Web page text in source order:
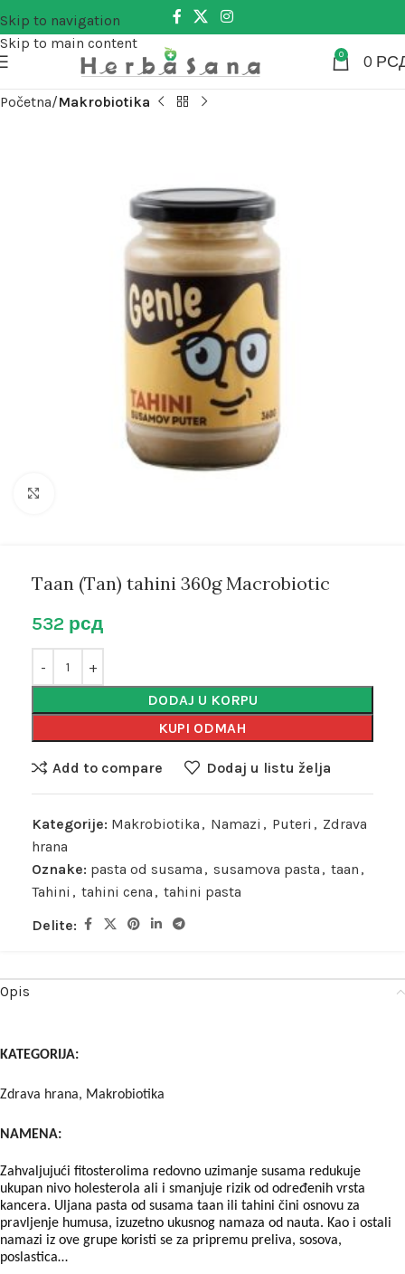
Skip to navigation
Skip to main content
0 0
Početna Makrobiotika
Taan (Tan) tahini 360g Macrobiotic
532 рсд
DODAJ U KORPU
KUPI ODMAH
Add to compare Dodaj u listu želja
Kategorije: Makrobiotika , Namazi , Puteri , Zdrava
hrana
Oznake: pasta od susama , susamova pasta , taan ,
Tahini , tahini cena , tahini pasta
Delite:
Opis
KATEGORIJA:
Zdrava hrana, Makrobiotika
NAMENA:
Zahvaljujući fitosterolima redovno uzimanje susama redukuje
ukupan nivo holesterola ali i smanjuje rizik od određenih vrsta
kancera. Uljana pasta od susama taan ili tahini čini osnovu za
pravljenje humusa, izuzetno ukusnog namaza od nauta. Kao i ostali
namazi iz ove grupe koristi se za pripremu preliva, sosova,
poslastica…